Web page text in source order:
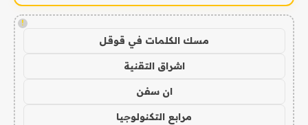
!
مسك الكلمات في قوقل
اشراق التقنية
ان سفن
مرابع التكنولوجيا